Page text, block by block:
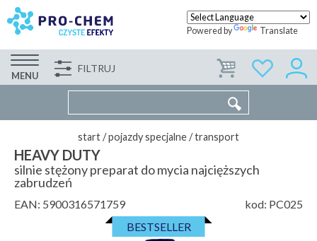
Powered by Translate
MENU
FILTRUJ WSPÓŁPRACA KONTAKT
start/pojazdy specjalne/transport
HEAVY DUTY
silnie stężony preparat do mycia najcięższych
zabrudzeń
EAN: 5900316571759 kod: PC025
BESTSELLER